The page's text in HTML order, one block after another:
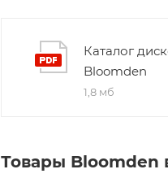
Каталог
Bloomden
1,8 мб
Товары Bloomden